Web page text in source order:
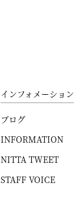
インフォメーション
ブログ
INFORMATION
NITTA TWEET
STAFF VOICE